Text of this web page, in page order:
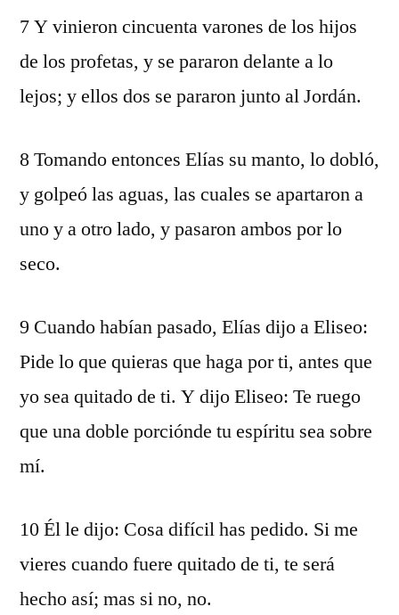
7 Y vinieron cincuenta varones de los hijos
de los profetas, y se pararon delante a lo
lejos; y ellos dos se pararon junto al Jordán.
8 Tomando entonces Elías su manto, lo dobló,
y golpeó las aguas, las cuales se apartaron a
uno y a otro lado, y pasaron ambos por lo
seco.
9 Cuando habían pasado, Elías dijo a Eliseo:
Pide lo que quieras que haga por ti, antes que
yo sea quitado de ti. Y dijo Eliseo: Te ruego
que una doble porciónde tu espíritu sea sobre
mí.
10 Él le dijo: Cosa difícil has pedido. Si me
vieres cuando fuere quitado de ti, te será
hecho así; mas si no, no.